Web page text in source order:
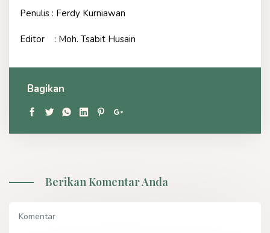
Penulis : Ferdy Kurniawan
Editor : Moh. Tsabit Husain
Bagikan
Berikan Komentar Anda